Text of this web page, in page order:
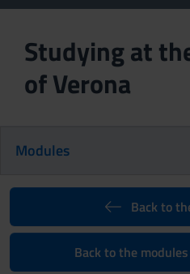
Studying at
of Verona
Modules
Back to
Back to the